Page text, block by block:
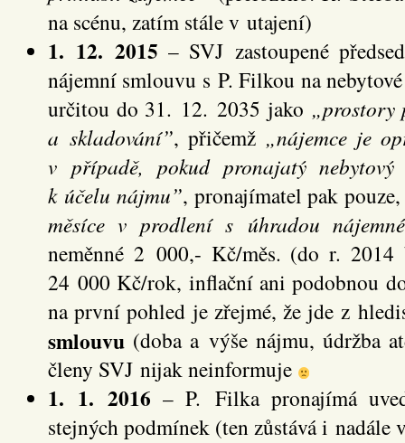
na scénu, zatím stále v utajení)
1. 12. 2015 – SVJ zastoupené
nájemní smlouvu s P. Filkou na
určitou do 31. 12. 2035 jako „prostory
a skladování”, přičemž „nájemce je
v případě, pokud pronajatý
k účelu nájmu”, pronajímatel pak
měsíce v prodlení s úhradou
neměnné 2 000,- Kč/měs. (do r.
24 000 Kč/rok, inflační ani podobnou
na první pohled je zřejmé, že jde z
smlouvu(doba a výše nájmu, údržba
členy SVJ nijak neinformuje
1. 1. 2016 – P. Filka pronajímá
stejných podmínek (ten zůstává i nadále